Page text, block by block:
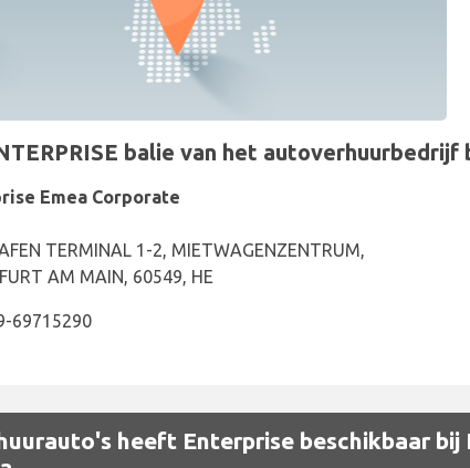
balie van het
Emea Corporate
TERMINAL 1-2, MIETWAGENZENTRUM,
AM MAIN, 60549, HE
69715290
heeft Enterprise beschikbaar